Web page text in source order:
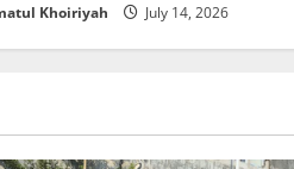
Khoiriyah July 14, 2026